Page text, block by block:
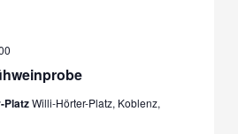
PlatzWilli-Hörter-Platz, Koblenz,